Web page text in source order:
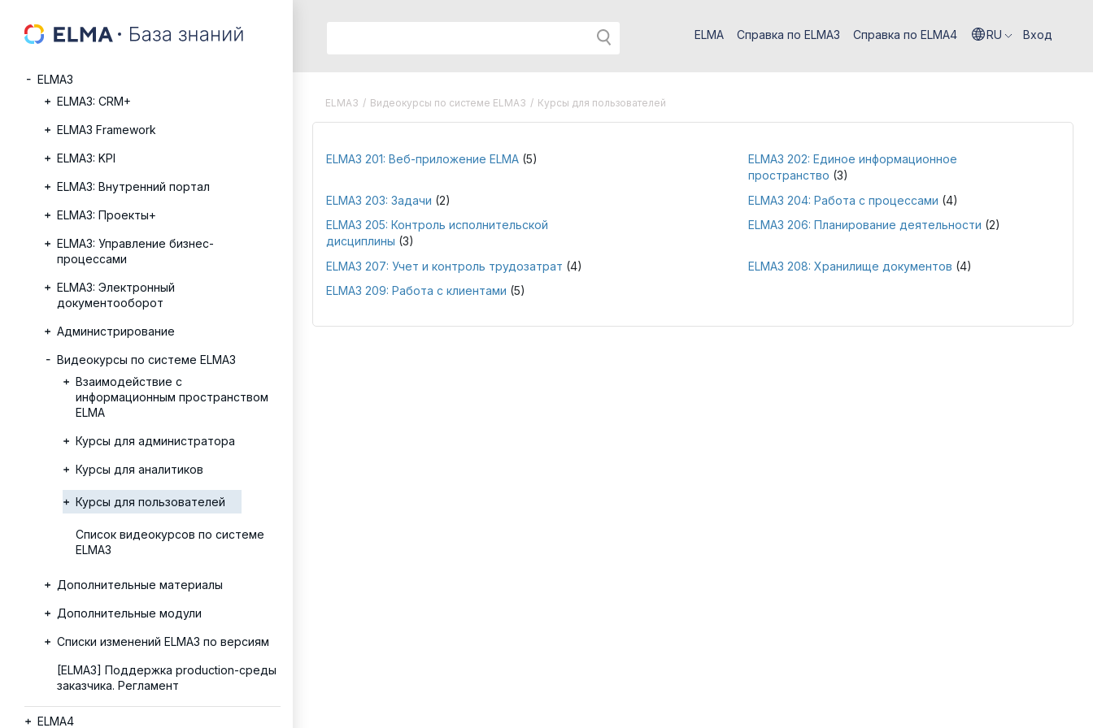
ELMA3
ELMA3: CRM+
ELMA3 Framework
ELMA3: KPI
ELMA3: Внутренний портал
ELMA3: Проекты+
ELMA3: Управление бизнес-
процессами
ELMA3: Электронный
документооборот
Администрирование
Видеокурсы по системе ELMA3
Взаимодействие с
информационным пространством
ELMA
Курсы для администратора
Курсы для аналитиков
Курсы для пользователей
Список видеокурсов по системе
ELMA3
Дополнительные материалы
Дополнительные модули
Списки изменений ELMA3 по версиям
[ELMA3] Поддержка production-среды
заказчика. Регламент
ELMA4
ELMA Справка по ELMA3 Справка по ELMA4 RU Вход
ELMA3 / Видеокурсы по системе ELMA3 / Курсы для пользователей
ELMA3 201: Веб-приложение ELMA (5)
ELMA3 202: Единое информационное
пространство (3)
ELMA3 203: Задачи (2) ELMA3 204: Работа с процессами (4)
ELMA3 205: Контроль исполнительской
дисциплины (3)
ELMA3 206: Планирование деятельности (2)
ELMA3 207: Учет и контроль трудозатрат (4) ELMA3 208: Хранилище документов (4)
ELMA3 209: Работа с клиентами (5)